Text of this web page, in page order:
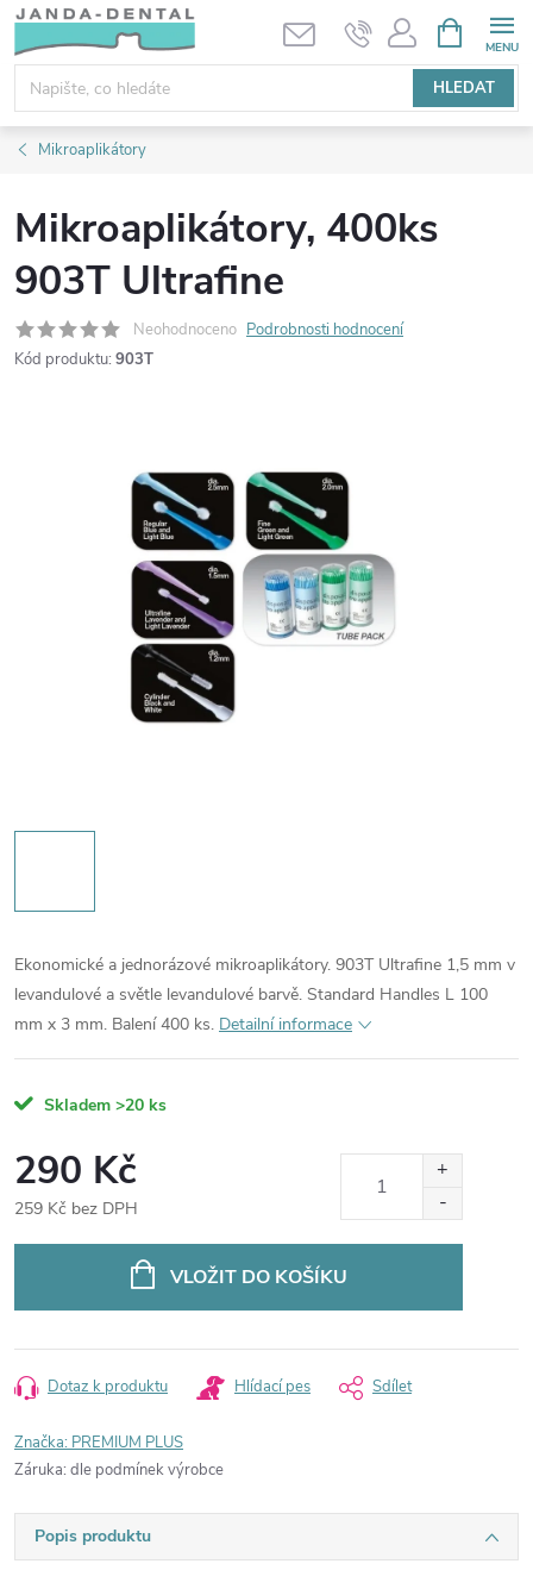
Přejít
obsah
HLEDAT
NÁKUPNÍ
KOŠÍK
Mikroaplikátory
Mikroaplikátory, 400ks
903T Ultrafine
Neohodnoceno Podrobnosti hodnocení
Kód produktu: 903T
Ekonomické a jednorázové mikroaplikátory. 903T Ultrafine 1,5 mm v
levandulové a světle levandulové barvě. Standard Handles L 100
mm x 3 mm. Balení 400 ks. Detailní informace
Skladem >20 ks
290 Kč
259 Kč bez DPH
VLOŽIT DO KOŠÍKU
Dotaz k produktu Hlídací pes Sdílet
Značka: PREMIUM PLUS
Záruka: dle podmínek výrobce
Popis produktu